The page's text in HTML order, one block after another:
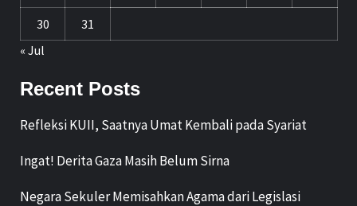
30
31
« Jul
Recent Posts
Refleksi KUII, Saatnya Umat Kembali pada Syariat
Ingat! Derita Gaza Masih Belum Sirna
Negara Sekuler Memisahkan Agama dari Legislasi